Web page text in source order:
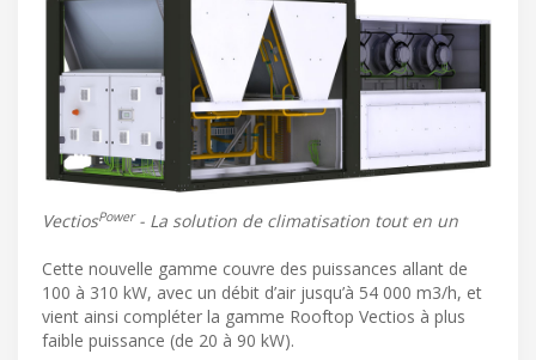
VectiosPower- La solution de climatisation tout en un
Cette nouvelle gamme couvre des puissances allant de
100 à 310 kW, avec un débit d’air jusqu’à 54 000 m3/h, et
vient ainsi compléter la gamme Rooftop Vectios à plus
faible puissance (de 20 à 90 kW).